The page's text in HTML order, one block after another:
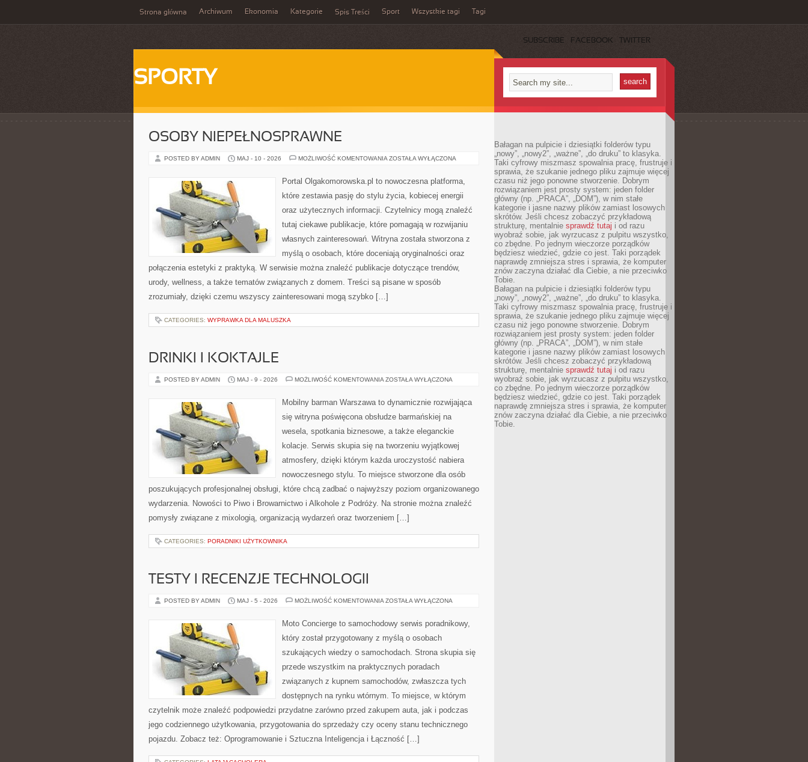
Strona główna Archiwum Ekonomia Kategorie Spis Treści Sport Wszystkie tagi Tagi
SUBSCRIBE FACEBOOK TWITTER
SPORTY
OSOBY NIEPEŁNOSPRAWNE
POSTED BY ADMIN MAJ - 10 - 2026 MOŻLIWOŚĆ KOMENTOWANIA OSOBY
ZOSTAŁA WYŁĄCZONA
Portal Olgakomorowska.pl to nowoczesna platforma,
które zestawia pasję do stylu życia, kobiecej energii
oraz użytecznych informacji. Czytelnicy mogą znaleźć
tutaj ciekawe publikacje, które pomagają w rozwijaniu
własnych zainteresowań. Witryna została stworzona z
myślą o osobach, które doceniają oryginalności oraz
połączenia estetyki z praktyką. W serwisie można znaleźć publikacje dotyczące trendów,
urody, wellness, a także tematów związanych z domem. Treści są pisane w sposób
zrozumiały, dzięki czemu wszyscy zainteresowani mogą szybko […]
CATEGORIES: WYPRAWKA DLA MALUSZKA
DRINKI I KOKTAJLE
POSTED BY ADMIN MAJ - 9 - 2026 MOŻLIWOŚĆ KOMENTOWANIA DRINKI
ZOSTAŁA WYŁĄCZONA
Mobilny barman Warszawa to dynamicznie rozwijająca
się witryna poświęcona obsłudze barmańskiej na
wesela, spotkania biznesowe, a także eleganckie
kolacje. Serwis skupia się na tworzeniu wyjątkowej
atmosfery, dzięki którym każda uroczystość nabiera
nowoczesnego stylu. To miejsce stworzone dla osób
poszukujących profesjonalnej obsługi, które chcą zadbać o najwyższy poziom organizowanego
wydarzenia. Nowości to Piwo i Browarnictwo i Alkohole z Podróży. Na stronie można znaleźć
pomysły związane z mixologią, organizacją wydarzeń oraz tworzeniem […]
CATEGORIES: PORADNIKI UŻYTKOWNIKA
TESTY I RECENZJE TECHNOLOGII
POSTED BY ADMIN MAJ - 5 - 2026 MOŻLIWOŚĆ KOMENTOWANIA TESTY
TECHNOLOGII
ZOSTAŁA WYŁĄCZONA
Moto Concierge to samochodowy serwis poradnikowy,
który został przygotowany z myślą o osobach
szukających wiedzy o samochodach. Strona skupia się
przede wszystkim na praktycznych poradach
związanych z kupnem samochodów, zwłaszcza tych
dostępnych na rynku wtórnym. To miejsce, w którym
czytelnik może znaleźć podpowiedzi przydatne zarówno przed zakupem auta, jak i podczas
jego codziennego użytkowania, przygotowania do sprzedaży czy oceny stanu technicznego
pojazdu. Zobacz też: Oprogramowanie i Sztuczna Inteligencja i Łączność […]
Bałagan na pulpicie i dziesiątki folderów typu
„nowy”, „nowy2”, „ważne”, „do druku” to klasyka.
Taki cyfrowy miszmasz spowalnia pracę, frustruje i
sprawia, że szukanie jednego pliku zajmuje więcej
czasu niż jego ponowne stworzenie. Dobrym
rozwiązaniem jest prosty system: jeden folder
główny (np. „PRACA”, „DOM”), w nim stałe
kategorie i jasne nazwy plików zamiast losowych
skrótów. Jeśli chcesz zobaczyć przykładową
strukturę, mentalnie sprawdź tutaj i od razu
wyobraź sobie, jak wyrzucasz z pulpitu wszystko,
co zbędne. Po jednym wieczorze porządków
będziesz wiedzieć, gdzie co jest. Taki porządek
naprawdę zmniejsza stres i sprawia, że komputer
znów zaczyna działać dla Ciebie, a nie przeciwko
Tobie.
Bałagan na pulpicie i dziesiątki folderów typu
„nowy”, „nowy2”, „ważne”, „do druku” to klasyka.
Taki cyfrowy miszmasz spowalnia pracę, frustruje i
sprawia, że szukanie jednego pliku zajmuje więcej
czasu niż jego ponowne stworzenie. Dobrym
rozwiązaniem jest prosty system: jeden folder
główny (np. „PRACA”, „DOM”), w nim stałe
kategorie i jasne nazwy plików zamiast losowych
skrótów. Jeśli chcesz zobaczyć przykładową
strukturę, mentalnie sprawdź tutaj i od razu
wyobraź sobie, jak wyrzucasz z pulpitu wszystko,
co zbędne. Po jednym wieczorze porządków
będziesz wiedzieć, gdzie co jest. Taki porządek
naprawdę zmniejsza stres i sprawia, że komputer
znów zaczyna działać dla Ciebie, a nie przeciwko
Tobie.